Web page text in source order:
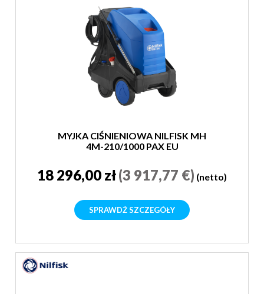
MYJKA CIŚNIENIOWA NILFISK MH
4M-210/1000 PAX EU
18 296,00 zł(3 917,77 €) (netto)
SPRAWDŹ SZCZEGÓŁY